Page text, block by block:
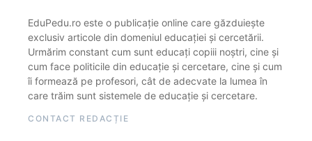
EduPedu.ro este o publicație online care găzduiește
exclusiv articole din domeniul educației și cercetării.
Urmărim constant cum sunt educați copiii noștri, cine și
cum face politicile din educație și cercetare, cine și cum
îi formează pe profesori, cât de adecvate la lumea în
care trăim sunt sistemele de educație și cercetare.
CONTACT REDACȚIE